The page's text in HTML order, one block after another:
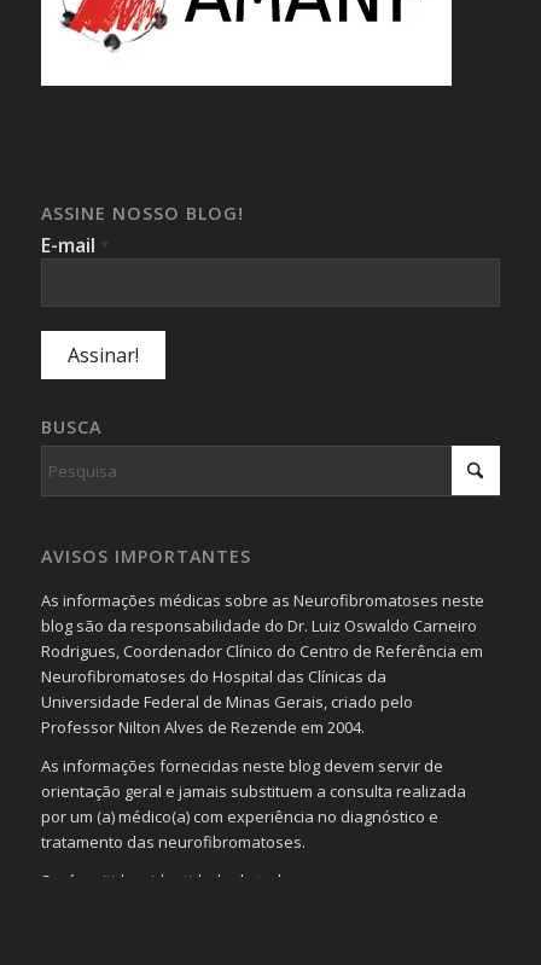
ASSINE NOSSO BLOG!
E-mail *
BUSCA
AVISOS IMPORTANTES
As informações médicas sobre as Neurofibromatoses neste
blog são da responsabilidade do Dr. Luiz Oswaldo Carneiro
Rodrigues, Coordenador Clínico do Centro de Referência em
Neurofibromatoses do Hospital das Clínicas da
Universidade Federal de Minas Gerais, criado pelo
Professor Nilton Alves de Rezende em 2004.
As informações fornecidas neste blog devem servir de
orientação geral e jamais substituem a consulta realizada
por um (a) médico(a) com experiência no diagnóstico e
tratamento das neurofibromatoses.
Será omitida a identidade de todas as pessoas que